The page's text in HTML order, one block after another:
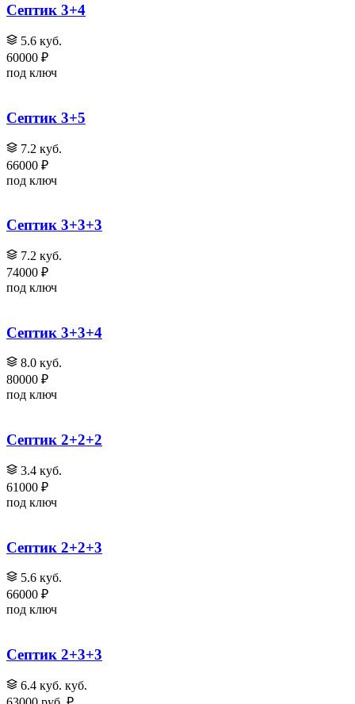
Септик 3+4
5.6 куб.
60000 ₽
под ключ
Септик 3+5
7.2 куб.
66000 ₽
под ключ
Септик 3+3+3
7.2 куб.
74000 ₽
под ключ
Септик 3+3+4
8.0 куб.
80000 ₽
под ключ
Септик 2+2+2
3.4 куб.
61000 ₽
под ключ
Септик 2+2+3
5.6 куб.
66000 ₽
под ключ
Септик 2+3+3
6.4 куб. куб.